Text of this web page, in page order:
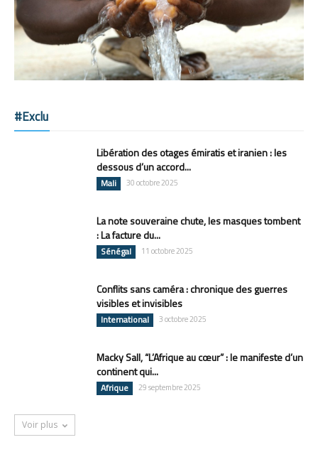
#Exclu
Libération des otages émiratis et iranien : les
dessous d’un accord...
Mali 30 octobre 2025
La note souveraine chute, les masques tombent
: La facture du...
Sénégal 11 octobre 2025
Conflits sans caméra : chronique des guerres
visibles et invisibles
International 3 octobre 2025
Macky Sall, “L’Afrique au cœur” : le manifeste d’un
continent qui...
Afrique 29 septembre 2025
Voir plus